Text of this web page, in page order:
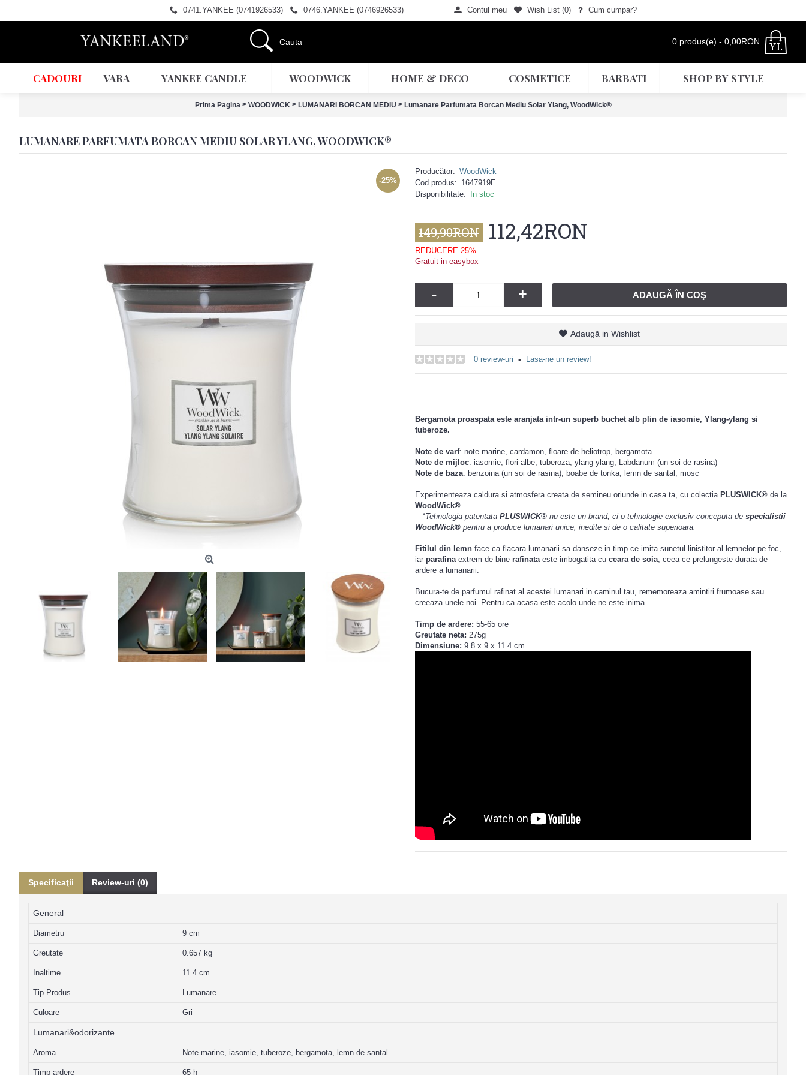
0741.YANKEE (0741926533) 0746.YANKEE (0746926533) Contul meu Wish List (0) Cum cumpar?
0 produs(e) - 0,00RON
CADOURI VARA YANKEE CANDLE WOODWICK HOME & DECO COSMETICE BARBATI SHOP BY STYLE
Prima Pagina > WOODWICK > LUMANARI BORCAN MEDIU > Lumanare Parfumata Borcan Mediu Solar Ylang, WoodWick®
LUMANARE PARFUMATA BORCAN MEDIU SOLAR YLANG, WOODWICK®
-25%
Producător: WoodWick
Cod produs: 1647919E
Disponibilitate:
In stoc
149,90RON 112,42RON
REDUCERE 25%
Gratuit in easybox
- + ADAUGĂ ÎN COŞ
Adaugă in Wishlist
0 review-uri • Lasa-ne un review!
Bergamota proaspata este aranjata intr-un superb buchet alb plin de iasomie, Ylang-ylang si
tuberoze.
Note de varf: note marine, cardamon, floare de heliotrop, bergamota
Note de mijloc: iasomie, flori albe, tuberoza, ylang-ylang, Labdanum (un soi de rasina)
Note de baza: benzoina (un soi de rasina), boabe de tonka, lemn de santal, mosc
Experimenteaza caldura si atmosfera creata de semineu oriunde in casa ta, cu colectia PLUSWICK® de la
WoodWick®.
*Tehnologia patentata PLUSWICK® nu este un brand, ci o tehnologie exclusiv conceputa de specialistii
WoodWick® pentru a produce lumanari unice, inedite si de o calitate superioara.
Fitilul din lemn face ca flacara lumanarii sa danseze in timp ce imita sunetul linistitor al lemnelor pe foc,
iar parafinaextrem de bine rafinataeste imbogatita cu ceara de soia, ceea ce prelungeste durata de
ardere a lumanarii.
Bucura-te de parfumul rafinat al acestei lumanari in caminul tau, rememoreaza amintiri frumoase sau
creeaza unele noi. Pentru ca acasa este acolo unde ne este inima.
Timp de ardere: 55-65 ore
Greutate neta: 275g
Dimensiune: 9.8 x 9 x 11.4 cm
Specificaţii Review-uri (0)
General
Diametru 9 cm
Greutate 0.657 kg
Inaltime 11.4 cm
Tip Produs Lumanare
Culoare Gri
Lumanari&odorizante
Aroma Note marine, iasomie, tuberoze, bergamota, lemn de santal
Timp ardere 65 h